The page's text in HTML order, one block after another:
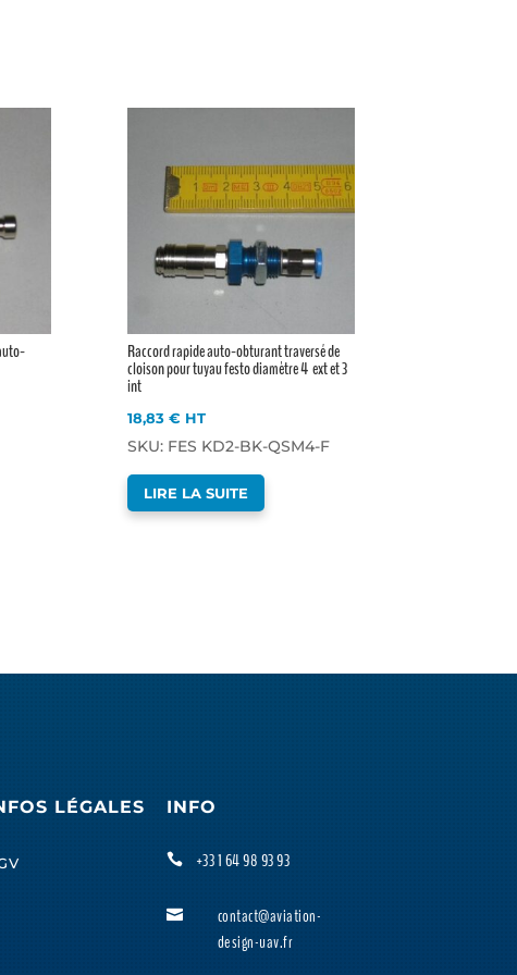
Raccord rapide auto-obturant traversé de
cloison pour tuyau festo diamètre 4 ext et 3
int
18,83€ HT
SKU: FES KD2-BK-QSM4-F
LIRE LA SUITE
LÉGALES INFO
 +33 1 64 98 93 93

contact@aviation-
design-uav.fr